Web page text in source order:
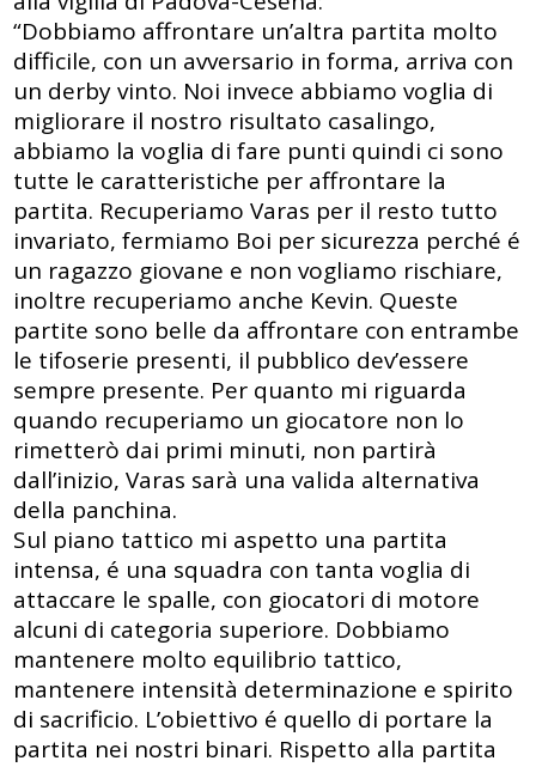
“Dobbiamo affrontare un’altra partita molto
difficile, con un avversario in forma, arriva con
un derby vinto. Noi invece abbiamo voglia di
migliorare il nostro risultato casalingo,
abbiamo la voglia di fare punti quindi ci sono
tutte le caratteristiche per affrontare la
partita. Recuperiamo Varas per il resto tutto
invariato, fermiamo Boi per sicurezza perché é
un ragazzo giovane e non vogliamo rischiare,
inoltre recuperiamo anche Kevin. Queste
partite sono belle da affrontare con entrambe
le tifoserie presenti, il pubblico dev’essere
sempre presente. Per quanto mi riguarda
quando recuperiamo un giocatore non lo
rimetterò dai primi minuti, non partirà
dall’inizio, Varas sarà una valida alternativa
della panchina.
Sul piano tattico mi aspetto una partita
intensa, é una squadra con tanta voglia di
attaccare le spalle, con giocatori di motore
alcuni di categoria superiore. Dobbiamo
mantenere molto equilibrio tattico,
mantenere intensità determinazione e spirito
di sacrificio. L’obiettivo é quello di portare la
partita nei nostri binari. Rispetto alla partita